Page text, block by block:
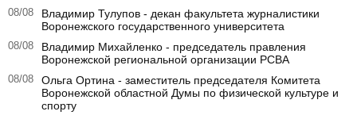
08/08
Владимир Тулупов - декан факультета журналистики
Воронежского государственного университета
08/08
Владимир Михайленко - председатель правления
Воронежской региональной организации РСВА
08/08
Ольга Ортина - заместитель председателя Комитета
Воронежской областной Думы по физической культуре и
спорту